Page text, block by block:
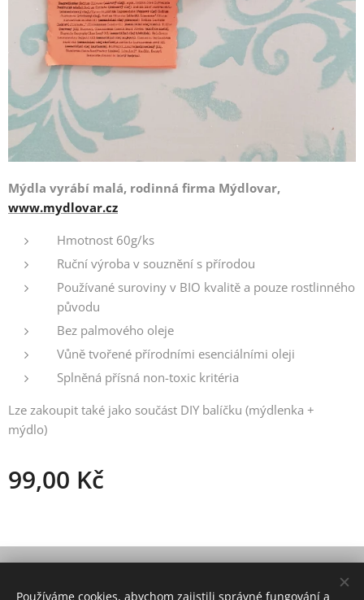
Mýdla vyrábí malá, rodinná firma Mýdlovar,
www.mydlovar.cz
Hmotnost 60g/ks
Ruční výroba v souznění s přírodou
Používané suroviny v BIO kvalitě a pouze rostlinného
původu
Bez palmového oleje
Vůně tvořené přírodními esenciálními oleji
Splněná přísná non-toxic kritéria
Lze zakoupit také jako součást DIY balíčku (mýdlenka +
mýdlo)
99,00 Kč
Používáme cookies, abychom zajistili správné fungování a